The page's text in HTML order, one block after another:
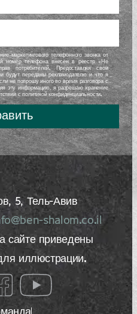
маркетингового телефонного звонка от
номер телефона внесён в реестр «Не
потребителей. Предоставляя свои
будут переданы рекламодателю и что я
не попрошу иного во время разговора с
эту информацию, я разрешаю хранение
с политикой конфиденциальности.
5, Тель-Авив
shalom.co.il
сайте приведены
иллюстрации.